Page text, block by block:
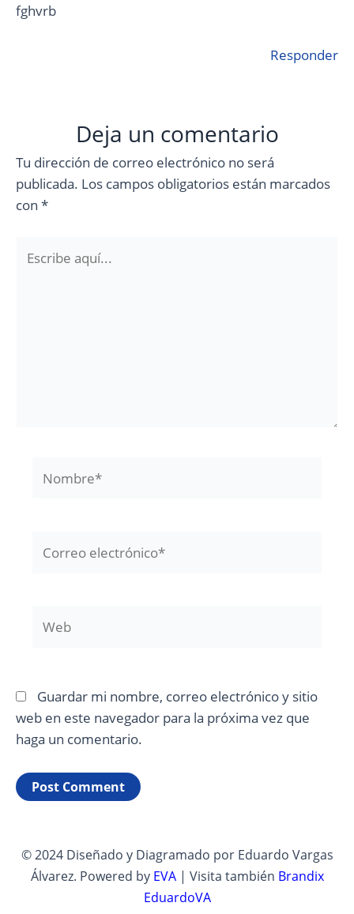
fghvrb
Responder
Deja un comentario
Tu dirección de correo electrónico no será
publicada. Los campos obligatorios están marcados
con *
aquí...
electrónico*
Guardar mi nombre, correo electrónico y sitio
web en este navegador para la próxima vez que
haga un comentario.
© 2024 Diseñado y Diagramado por Eduardo Vargas
Álvarez. Powered by EVA| Visita también Brandix
EduardoVA